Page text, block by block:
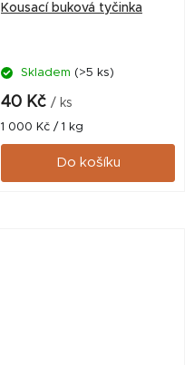
Kousací buková tyčinka
Skladem (>5 ks)
40 Kč / ks
Měrná
cena:
1 000 Kč / 1 kg
Do košíku